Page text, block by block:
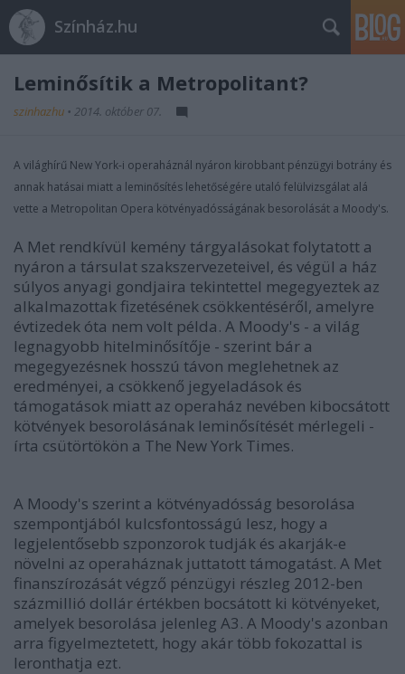
Színház.hu
Leminősítik a Metropolitant?
szinhazhu • 2014. október 07.
A világhírű New York-i operaháznál nyáron kirobbant pénzügyi botrány és
annak hatásai miatt a leminősítés lehetőségére utaló felülvizsgálat alá
vette a Metropolitan Opera kötvényadósságának besorolását a Moody's.
A Met rendkívül kemény tárgyalásokat folytatott a
nyáron a társulat szakszervezeteivel, és végül a ház
súlyos anyagi gondjaira tekintettel megegyeztek az
alkalmazottak fizetésének csökkentéséről, amelyre
évtizedek óta nem volt példa. A Moody's - a világ
legnagyobb hitelminősítője - szerint bár a
megegyezésnek hosszú távon meglehetnek az
eredményei, a csökkenő jegyeladások és
támogatások miatt az operaház nevében kibocsátott
kötvények besorolásának leminősítését mérlegeli -
írta csütörtökön a The New York Times.
A Moody's szerint a kötvényadósság besorolása
szempontjából kulcsfontosságú lesz, hogy a
legjelentősebb szponzorok tudják és akarják-e
növelni az operaháznak juttatott támogatást. A Met
finanszírozását végző pénzügyi részleg 2012-ben
százmillió dollár értékben bocsátott ki kötvényeket,
amelyek besorolása jelenleg A3. A Moody's azonban
arra figyelmeztetett, hogy akár több fokozattal is
leronthatja ezt.